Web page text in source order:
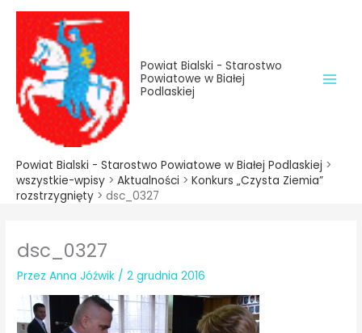
treści
Przejdź
treści
Powiat Bialski - Starostwo
Powiatowe w Białej
Podlaskiej
Powiat Bialski - Starostwo Powiatowe w Białej Podlaskiej >
wszystkie-wpisy > Aktualności > Konkurs „Czysta Ziemia”
rozstrzygnięty > dsc_0327
dsc_0327
PrzezAnna Jóźwik /2 grudnia 2016